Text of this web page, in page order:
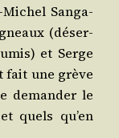
Michel San­ga­
(déser­
et Serge
fait une grève
deman­der le
quels qu’en